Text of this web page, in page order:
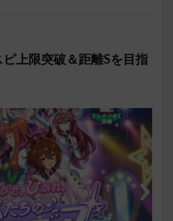
上限突破＆距離Sを目指